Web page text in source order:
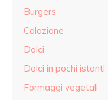
Burgers
Colazione
Dolci
Dolci in pochi istanti
Formaggi vegetali